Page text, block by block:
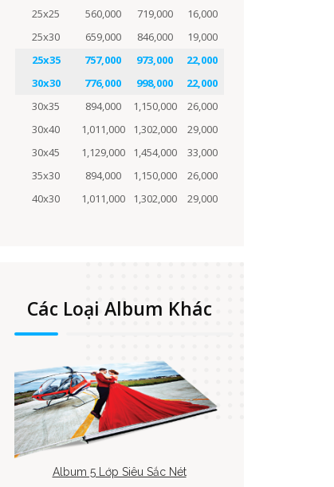
25x25
560,000 719,000
16,000
25x30
659,000 846,000
19,000
25x35
757,000 973,000
22,000
30x30
776,000 998,000
22,000
30x35
894,000 1,150,000
26,000
30x40
1,011,000 1,302,000
29,000
30x45
1,129,000 1,454,000
33,000
35x30
894,000 1,150,000
26,000
40x30
1,011,000 1,302,000 29,000
Các Loại Album Khác
Album 5 Lớp Siêu Sắc Nét